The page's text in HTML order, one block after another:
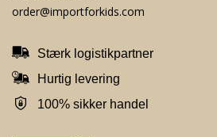
order@importforkids.com
Stærk logistikpartner
Hurtig levering
100% sikker handel